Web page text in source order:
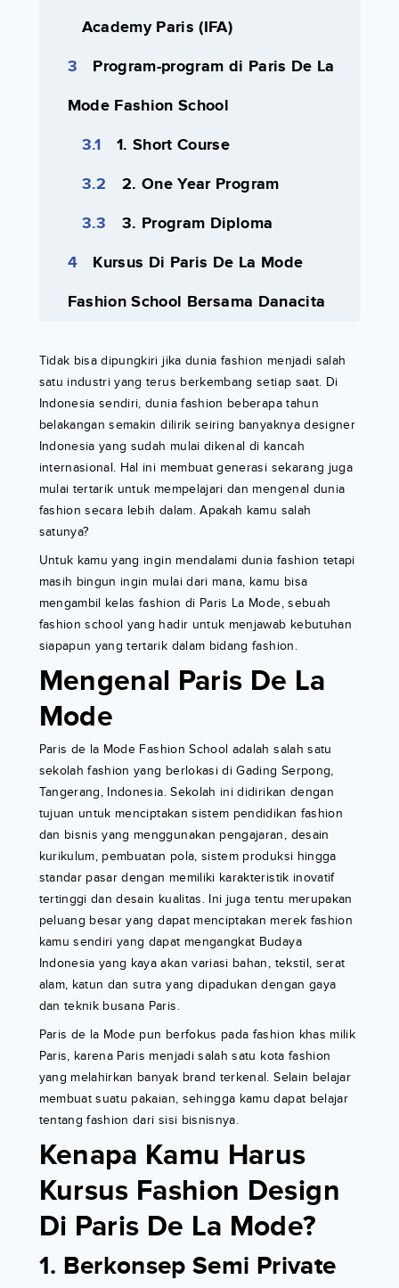
Academy Paris (IFA)
Program-program di Paris De La
Mode Fashion School
1. Short Course
2. One Year Program
3. Program Diploma
Kursus Di Paris De La Mode
Fashion School Bersama Danacita
Tidak bisa dipungkiri jika dunia fashion menjadi salah
satu industri yang terus berkembang setiap saat. Di
Indonesia sendiri, dunia fashion beberapa tahun
belakangan semakin dilirik seiring banyaknya designer
Indonesia yang sudah mulai dikenal di kancah
internasional. Hal ini membuat generasi sekarang juga
mulai tertarik untuk mempelajari dan mengenal dunia
fashion secara lebih dalam. Apakah kamu salah
satunya?
Untuk kamu yang ingin mendalami dunia fashion tetapi
masih bingun ingin mulai dari mana, kamu bisa
mengambil kelas fashion di Paris La Mode, sebuah
fashion school yang hadir untuk menjawab kebutuhan
siapapun yang tertarik dalam bidang fashion.
Mengenal Paris De La
Mode
Paris de la Mode Fashion School adalah salah satu
sekolah fashion yang berlokasi di Gading Serpong,
Tangerang, Indonesia. Sekolah ini didirikan dengan
tujuan untuk menciptakan sistem pendidikan fashion
dan bisnis yang menggunakan pengajaran, desain
kurikulum, pembuatan pola, sistem produksi hingga
standar pasar dengan memiliki karakteristik inovatif
tertinggi dan desain kualitas. Ini juga tentu merupakan
peluang besar yang dapat menciptakan merek fashion
kamu sendiri yang dapat mengangkat Budaya
Indonesia yang kaya akan variasi bahan, tekstil, serat
alam, katun dan sutra yang dipadukan dengan gaya
dan teknik busana Paris.
Paris de la Mode pun berfokus pada fashion khas milik
Paris, karena Paris menjadi salah satu kota fashion
yang melahirkan banyak brand terkenal. Selain belajar
membuat suatu pakaian, sehingga kamu dapat belajar
tentang fashion dari sisi bisnisnya.
Kenapa Kamu Harus
Kursus Fashion Design
Di Paris De La Mode?
1. Berkonsep Semi Private